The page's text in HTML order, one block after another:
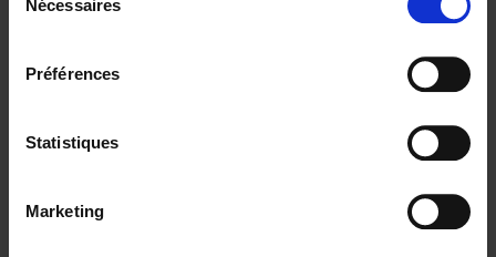
Nécessaires
Préférences
Statistiques
Marketing
S/R/B thermocouple
CLEAR ALL